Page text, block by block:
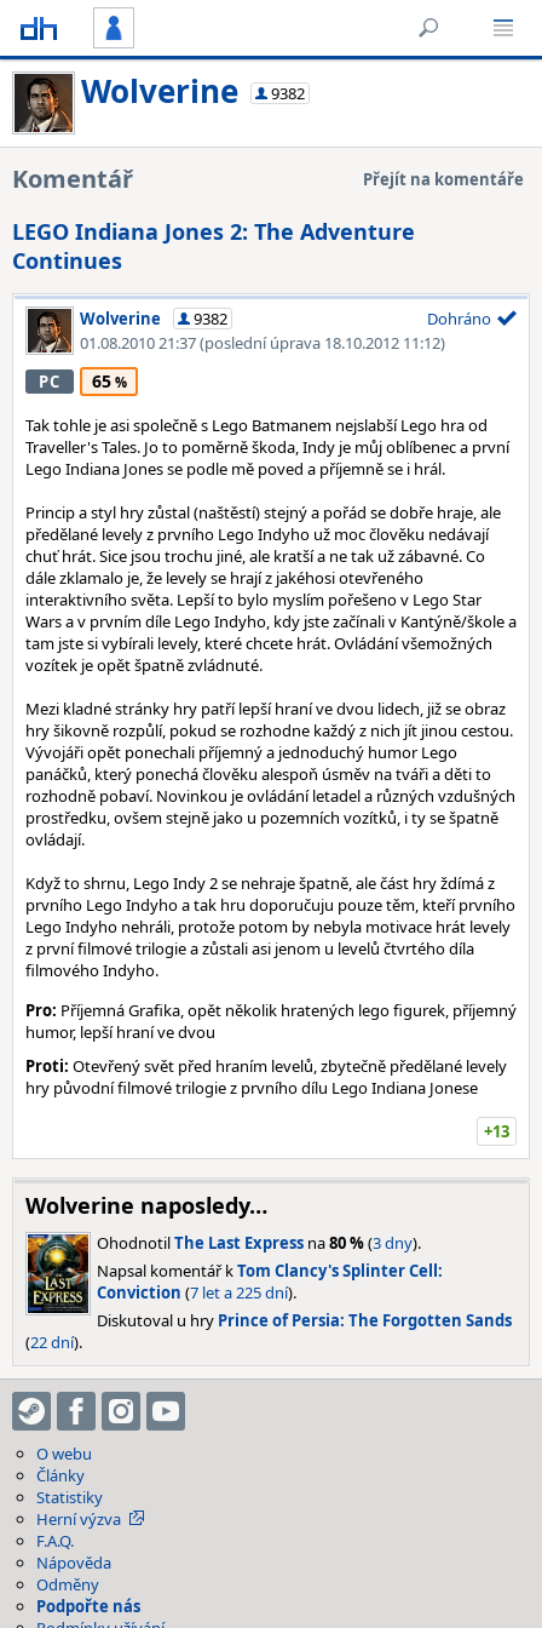
Wolverine 9382
Komentář Přejít na komentáře
LEGO Indiana Jones 2: The Adventure
Continues
Wolverine
9382
01.08.2010 21:37(poslední úprava 18.10.2012 11:12)
Dohráno
PC 65
Tak tohle je asi společně s Lego Batmanem nejslabší Lego hra od
Traveller's Tales. Jo to poměrně škoda, Indy je můj oblíbenec a první
Lego Indiana Jones se podle mě poved a příjemně se i hrál.
Princip a styl hry zůstal (naštěstí) stejný a pořád se dobře hraje, ale
předělané levely z prvního Lego Indyho už moc člověku nedávají
chuť hrát. Sice jsou trochu jiné, ale kratší a ne tak už zábavné. Co
dále zklamalo je, že levely se hrají z jakéhosi otevřeného
interaktivního světa. Lepší to bylo myslím pořešeno v Lego Star
Wars a v prvním díle Lego Indyho, kdy jste začínali v Kantýně/škole a
tam jste si vybírali levely, které chcete hrát. Ovládání všemožných
vozítek je opět špatně zvládnuté.
Mezi kladné stránky hry patří lepší hraní ve dvou lidech, již se obraz
hry šikovně rozpůlí, pokud se rozhodne každý z nich jít jinou cestou.
Vývojáři opět ponechali příjemný a jednoduchý humor Lego
panáčků, který ponechá člověku alespoň úsměv na tváři a děti to
rozhodně pobaví. Novinkou je ovládání letadel a různých vzdušných
prostředku, ovšem stejně jako u pozemních vozítků, i ty se špatně
ovládají.
Když to shrnu, Lego Indy 2 se nehraje špatně, ale část hry ždímá z
prvního Lego Indyho a tak hru doporučuju pouze těm, kteří prvního
Lego Indyho nehráli, protože potom by nebyla motivace hrát levely
z první filmové trilogie a zůstali asi jenom u levelů čtvrtého díla
filmového Indyho.
Pro: Příjemná Grafika, opět několik hratených lego figurek, příjemný
humor, lepší hraní ve dvou
Proti: Otevřený svět před hraním levelů, zbytečně předělané levely
hry původní filmové trilogie z prvního dílu Lego Indiana Jonese
+13
Wolverine naposledy…
OhodnotilThe Last Express na80 %(3 dny).
Napsal komentář kTom Clancy's Splinter Cell:
Conviction (7 let a 225 dní).
Diskutoval u hry Prince of Persia: The Forgotten Sands
(22 dní).
O webu
Články
Statistiky
Herní výzva
F.A.Q.
Nápověda
Odměny
Podpořte nás